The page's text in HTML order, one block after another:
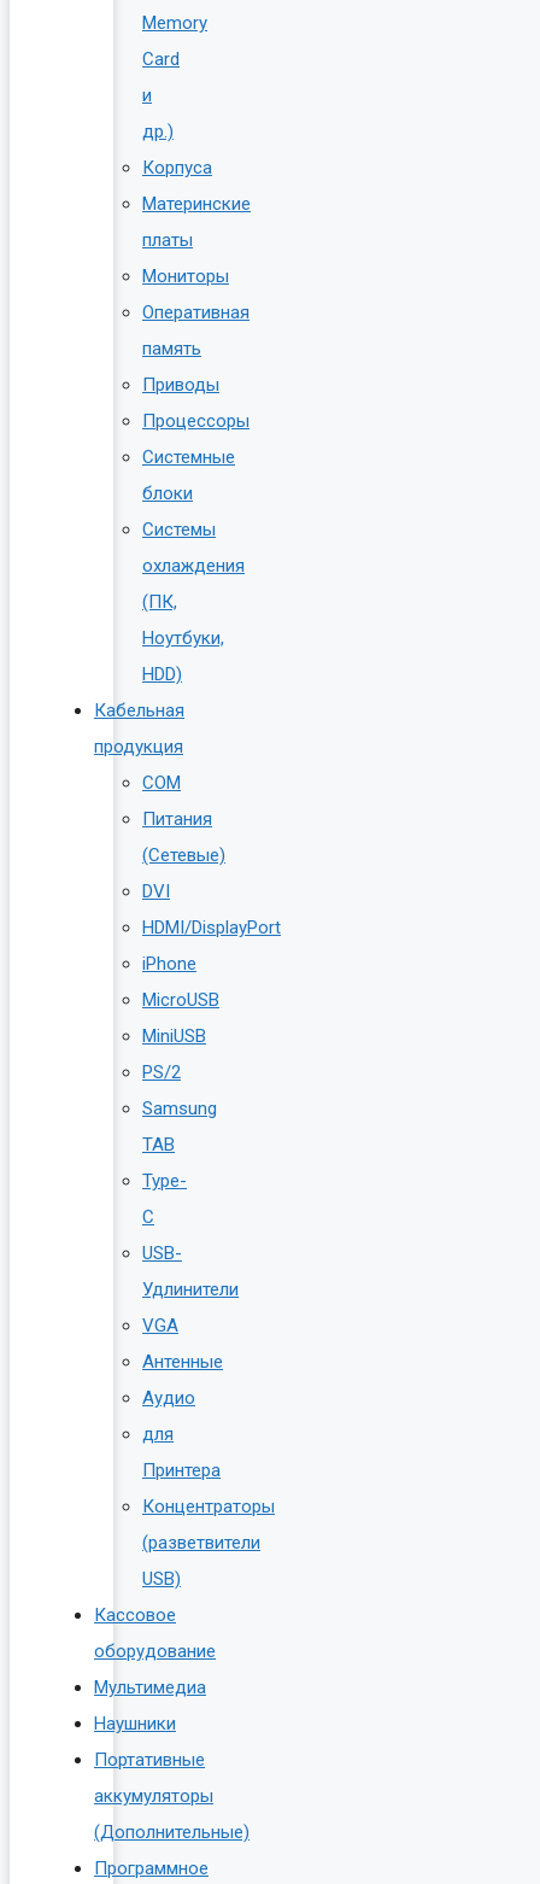
Memory
Card
и
др.)
Корпуса
Материнские
платы
Мониторы
Оперативная
память
Приводы
Процессоры
Системные
блоки
Системы
охлаждения
(ПК,
Ноутбуки,
HDD)
Кабельная
продукция
COM
Питания
(Сетевые)
DVI
HDMI/DisplayPort
iPhone
MicroUSB
MiniUSB
PS/2
Samsung
TAB
Type-
C
USB-
Удлинители
VGA
Антенные
Аудио
для
Принтера
Концентраторы
(разветвители
USB)
Кассовое
оборудование
Мультимедиа
Наушники
Портативные
аккумуляторы
(Дополнительные)
Программное